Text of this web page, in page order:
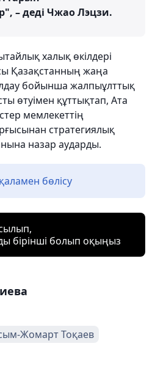
– деді Чжао Лэцзи.
халық өкілдері
Қазақстанның жаңа
бойынша жалпыұлттық
өтуімен құттықтап, Ата
мемлекеттің
стратегиялық
назар аударды.
бөлісу
бірінші болып оқыңыз
Жомарт Тоқаев